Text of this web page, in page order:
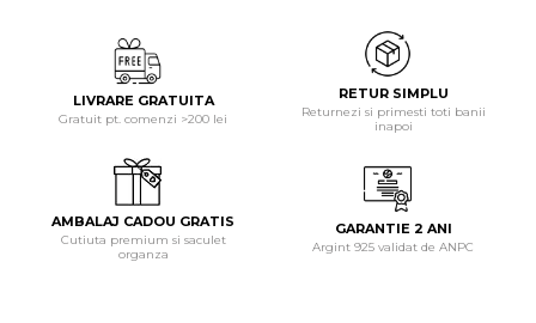
LIVRARE GRATUITA
Gratuit pt. comenzi >200 lei
RETUR SIMPLU
Returnezi si primesti toti banii
inapoi
AMBALAJ CADOU GRATIS
Cutiuta premium si saculet
organza
GARANTIE 2 ANI
Argint 925 validat de ANPC